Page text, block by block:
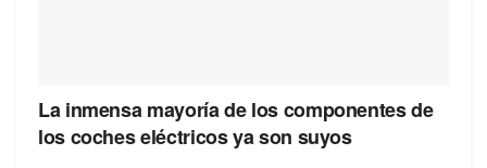
La inmensa mayoría de los componentes de
los coches eléctricos ya son suyos